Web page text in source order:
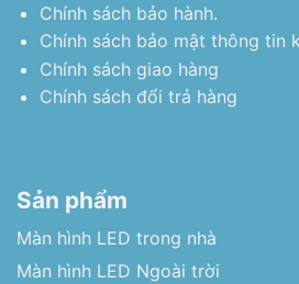
Chính sách bảo hành.
Chính sách bảo mật thông tin
Chính sách giao hàng
Chính sách đổi trả hàng
Sản phẩm
Màn hình LED trong nhà
Màn hình LED Ngoài trời